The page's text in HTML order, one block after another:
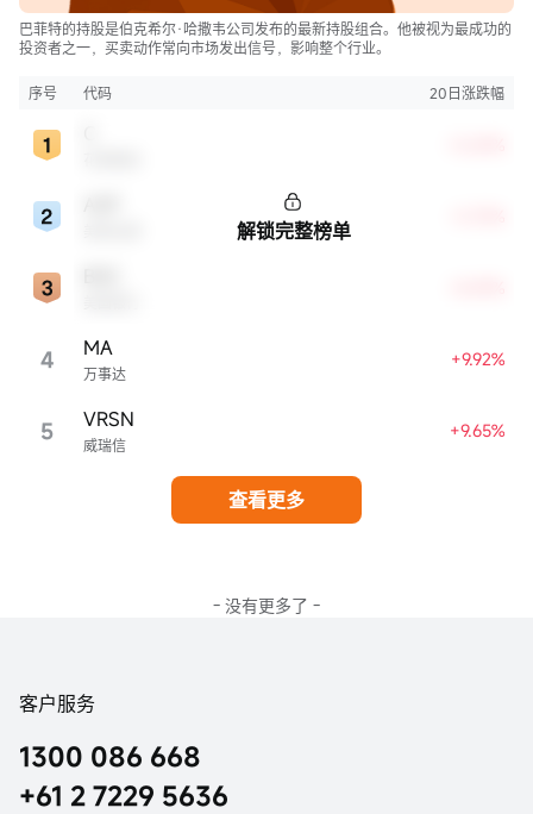
巴菲特的持股是伯克希尔·哈撒韦公司发布的最新持股组合。他被视为最成功的
投资者之一，买卖动作常向市场发出信号，影响整个行业。
序号 代码 20日涨跌幅
4 万事达
MA +9.92%
5 威瑞信
VRSN +9.65%
解锁完整榜单
查看更多
- 没有更多了 -
客户服务
1300 086 668
+61 2 7229 5636